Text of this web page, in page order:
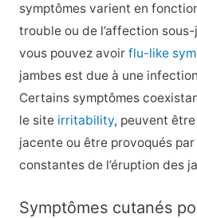
symptômes varient en
trouble ou de l’affection
vous pouvez avoir flu-like
jambes est due à une
Certains symptômes
le site irritability, peuvent
jacente ou être provoqués
constantes de l’éruption des
Symptômes cutanés